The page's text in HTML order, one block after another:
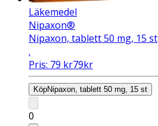
Läkemedel
Nipaxon®
Nipaxon, tablett 50 mg, 15 st
.
Pris: 79 kr79kr
KöpNipaxon, tablett 50 mg, 15 st
0